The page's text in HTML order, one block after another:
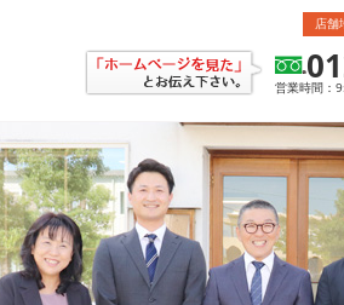
店舗
営業時間：